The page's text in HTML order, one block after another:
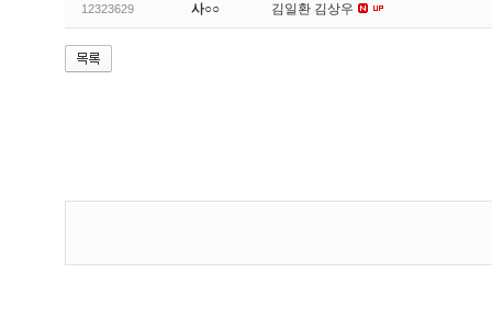
12323629 사○○ 김일환 김상우